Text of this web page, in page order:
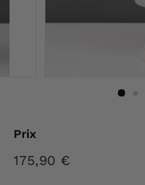
Prix
Prix
175,90 €